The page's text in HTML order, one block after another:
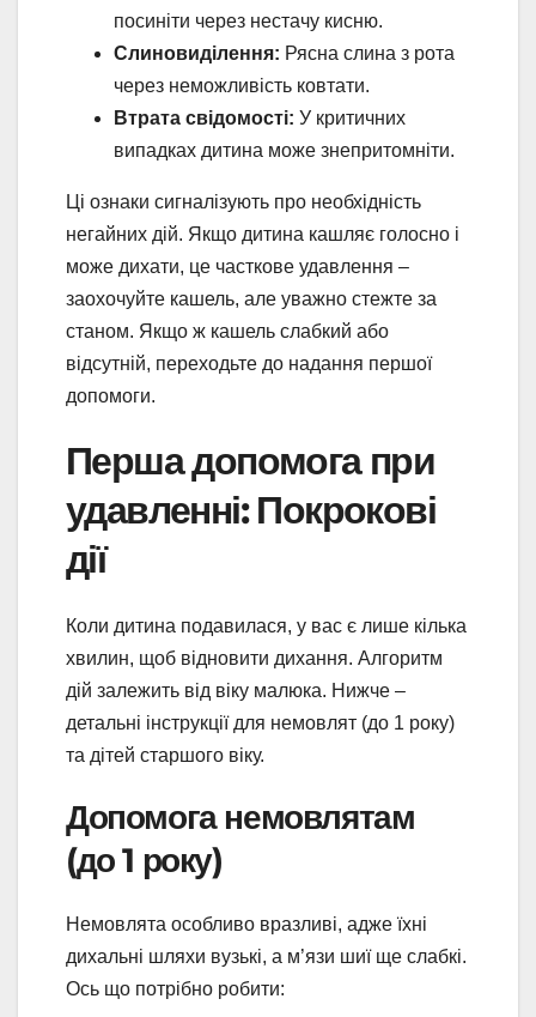
посиніти через нестачу кисню.
Слиновиділення: Рясна слина з рота
через неможливість ковтати.
Втрата свідомості: У критичних
випадках дитина може знепритомніти.
Ці ознаки сигналізують про необхідність
негайних дій. Якщо дитина кашляє голосно і
може дихати, це часткове удавлення –
заохочуйте кашель, але уважно стежте за
станом. Якщо ж кашель слабкий або
відсутній, переходьте до надання першої
допомоги.
Перша допомога при
удавленні: Покрокові
дії
Коли дитина подавилася, у вас є лише кілька
хвилин, щоб відновити дихання. Алгоритм
дій залежить від віку малюка. Нижче –
детальні інструкції для немовлят (до 1 року)
та дітей старшого віку.
Допомога немовлятам
(до 1 року)
Немовлята особливо вразливі, адже їхні
дихальні шляхи вузькі, а м’язи шиї ще слабкі.
Ось що потрібно робити: